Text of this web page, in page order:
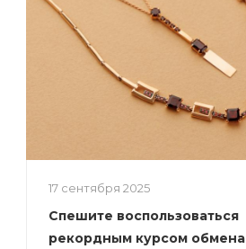
17 сентября 2025
Спешите воспользоваться
рекордным курсом обмена